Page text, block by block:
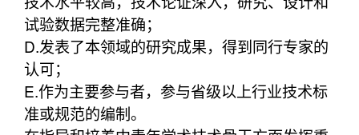
试验数据完整准确；
D.发表了本领域的研究成果，得到同行专家的
认可；
E.作为主要参与者，参与省级以上行业技术标
准或规范的编制。